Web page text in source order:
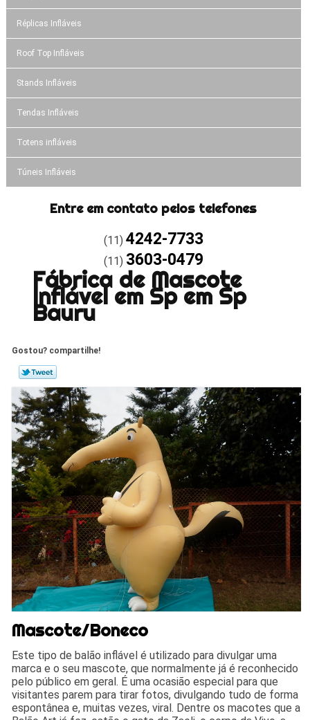
Réplicas Infláveis
Roof Top Infláveis
Stands Infláveis
Tendas Infláveis
Totens infláveis
Túneis Infláveis
Entre em contato pelos telefones
(11) 4242-7733
(11) 3603-0479
Fábrica de Mascote
Inflável em Sp em Sp
Bauru
Gostou? compartilhe!
Mascote/Boneco
Este tipo de balão inflável é utilizado para divulgar uma
marca e o seu mascote, que normalmente já é reconhecido
pelo público em geral. É uma ocasião especial para que
visitantes parem para tirar fotos, divulgando tudo de forma
espontânea e, muitas vezes, viral. Dentre os macotes que a